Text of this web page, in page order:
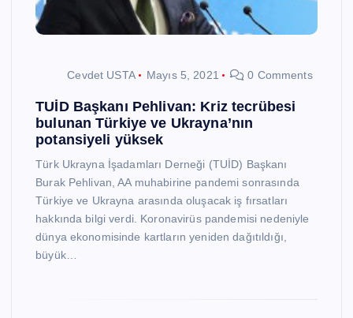
Cevdet USTA Mayıs 5, 2021 0 Comments
TUİD Başkanı Pehlivan: Kriz tecrübesi
bulunan Türkiye ve Ukrayna’nın
potansiyeli yüksek
Türk Ukrayna İşadamları Derneği (TUİD) Başkanı
Burak Pehlivan, AA muhabirine pandemi sonrasında
Türkiye ve Ukrayna arasında oluşacak iş fırsatları
hakkında bilgi verdi. Koronavirüs pandemisi nedeniyle
dünya ekonomisinde kartların yeniden dağıtıldığı,
büyük…